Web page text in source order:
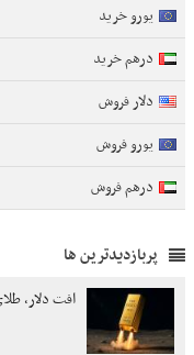
یورو خرید
درهم خرید
دلار فروش
یورو فروش
درهم فروش
پربازدیدترین ها
افت دلار، طلای